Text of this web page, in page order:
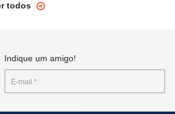
todos
Indique um amigo!